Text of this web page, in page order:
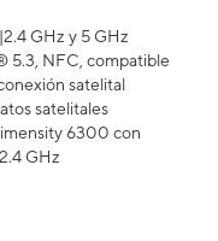
GHz y 5 GHz
5.3, NFC, compatible
satelital
satelitales
6300 con
GHz